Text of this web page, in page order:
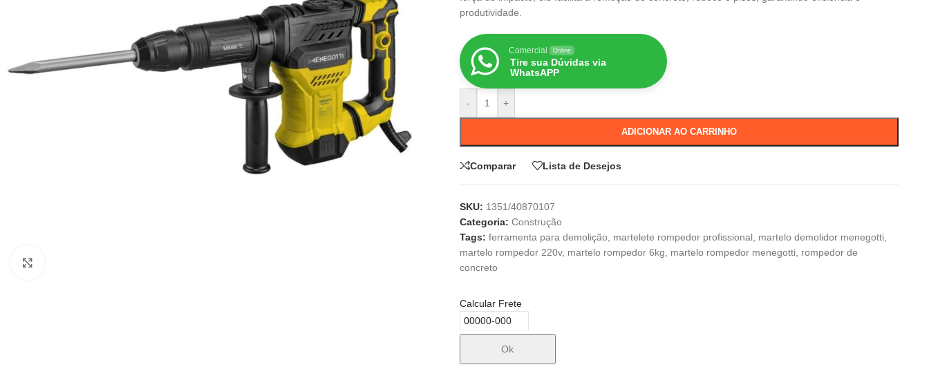
produtividade.
Comercial Online
Tire sua Dúvidas via
WhatsAPP
- +
ADICIONAR AO CARRINHO
Comparar Lista de Desejos
SKU: 1351/40870107
Categoria: Construção
Tags: ferramenta para demolição martelete rompedor profissional, martelo demolidor menegotti,
martelo rompedor 220v, martelo rompedor 6kg martelo rompedor menegotti, rompedor de
concreto
Calcular Frete
Ok